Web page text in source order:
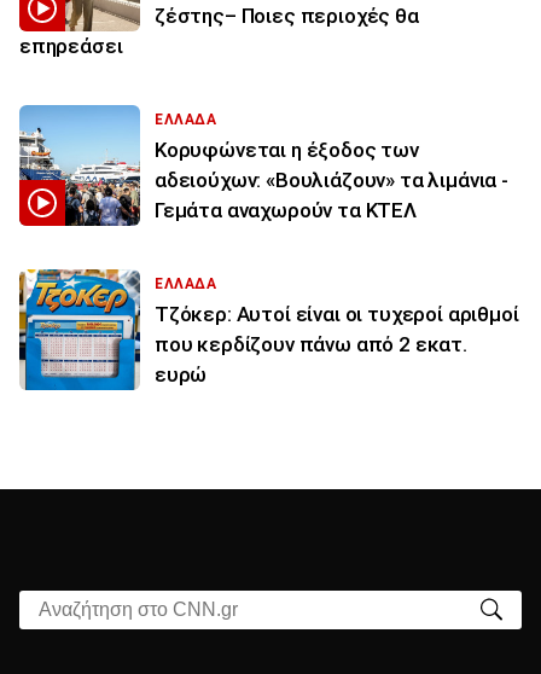
ζέστης– Ποιες περιοχές θα
επηρεάσει
ΕΛΛΑΔΑ
Κορυφώνεται η έξοδος των
αδειούχων: «Βουλιάζουν» τα λιμάνια -
Γεμάτα αναχωρούν τα ΚΤΕΛ
ΕΛΛΑΔΑ
Τζόκερ: Αυτοί είναι οι τυχεροί αριθμοί
που κερδίζουν πάνω από 2 εκατ.
ευρώ
Αναζήτηση στο CNN.gr